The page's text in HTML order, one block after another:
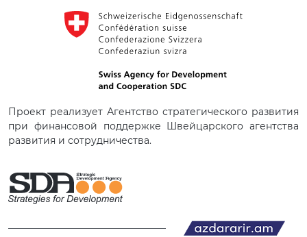
Проект реализует Агентство стратегического развития
при финансовой поддержке Швейцарского агентства
развития и сотрудничества.